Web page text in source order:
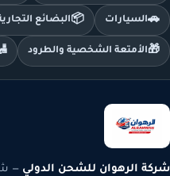
🚗السيارات 📦البضائع
🎁الأمتعة الشخصية والطرود
شركة الرهوان للشحن الدولي —